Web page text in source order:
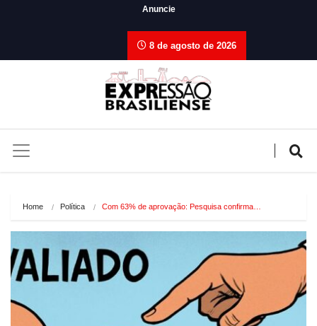
Anuncie
8 de agosto de 2026
Home Política Com 63% de aprovação: Pesquisa confirma…